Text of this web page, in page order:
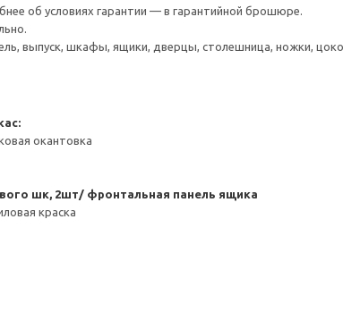
об условиях гарантии — в гарантийной брошюре.
выпуск, шкафы, ящики, дверцы, столешница, ножки,
окантовка
шк, 2шт/ фронтальная панель ящика
краска